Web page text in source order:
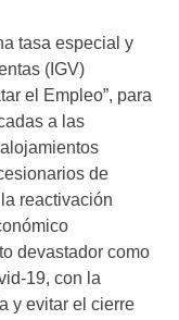
tasa especial y
(IGV)
el Empleo”, para
a las
de
reactivación
devastador como
19, con la
y evitar el cierre